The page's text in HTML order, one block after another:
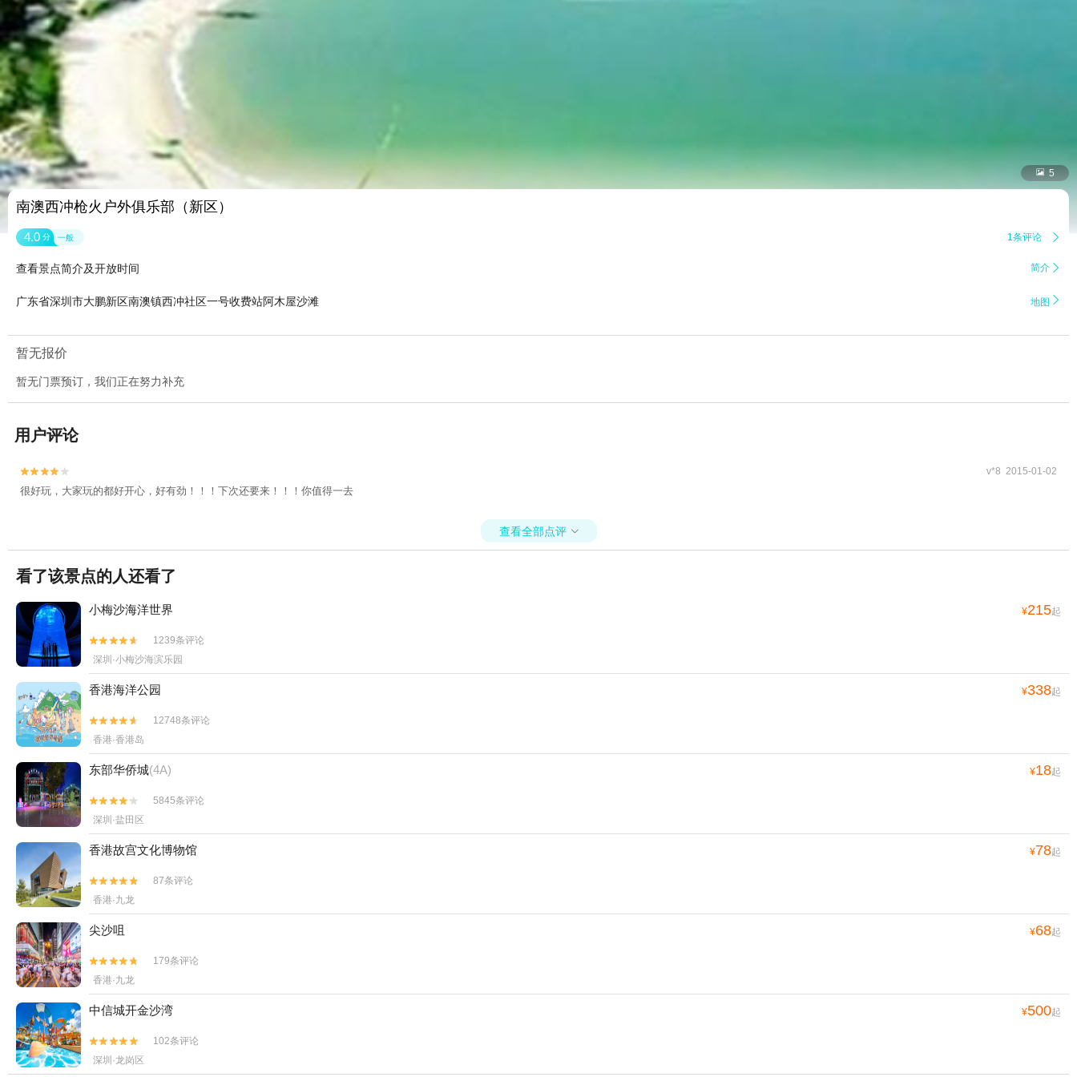
 5
南澳西冲枪火户外俱乐部（新区）
4.0 分 一般 1条评论 
查看景点简介及开放时间 简介 
广东省深圳市大鹏新区南澳镇西冲社区一号收费站阿木屋沙滩 地图 
暂无报价
暂无门票预订，我们正在努力补充
用户评论

 v*8 2015-01-02
很好玩，大家玩的都好开心，好有劲！！！下次还要来！！！你值得一去
查看全部点评 
看了该景点的人还看了
小梅沙海洋世界 ¥215起


1239条评论
深圳·小梅沙海滨乐园
香港海洋公园 ¥338起


12748条评论
香港·香港岛
东部华侨城(4A) ¥18起


5845条评论
深圳·盐田区
香港故宫文化博物馆 ¥78起


87条评论
香港·九龙
尖沙咀 ¥68起


179条评论
香港·九龙
中信城开金沙湾 ¥500起


102条评论
深圳·龙岗区